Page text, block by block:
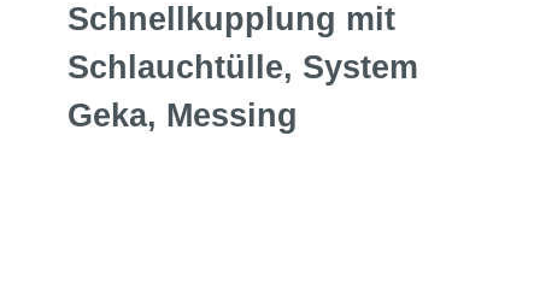
Schnellkupplung mit
Schlauchtülle, System
Geka, Messing